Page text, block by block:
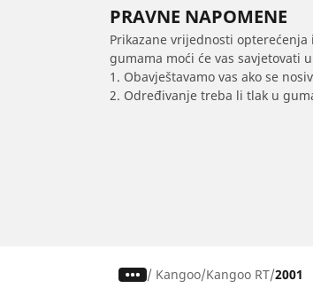
PRAVNE NAPOMENE
Prikazane vrijednosti
gumama moći će vas savjetovati
1. Obavještavamo vas ako se
2. Određivanje treba li tlak u
/ Kangoo Kangoo RT 2001